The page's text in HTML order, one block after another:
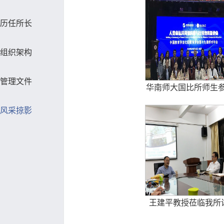
历任所长
组织架构
管理文件
风采掠影
华南师大国比所师生
王建平教授莅临我所